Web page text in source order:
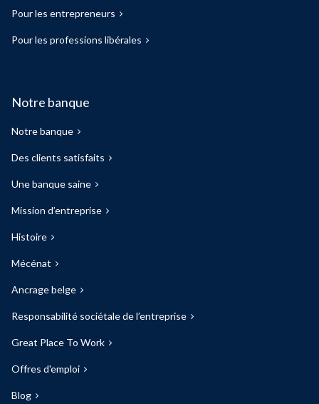
Pour les entrepreneurs
Pour les professions libérales
Notre banque
Notre banque
Des clients satisfaits
Une banque saine
Mission d’entreprise
Histoire
Mécénat
Ancrage belge
Responsabilité sociétale de l’entreprise
Great Place To Work
Offres d'emploi
Blog